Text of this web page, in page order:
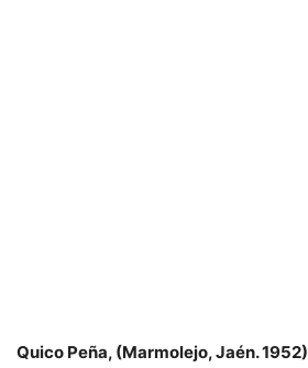
Quico Peña, (Marmolejo, Jaén. 1952)